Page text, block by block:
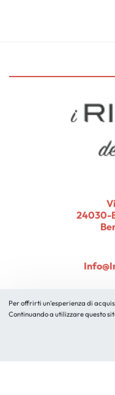
24030-
© I Ricami del Cuore
Per offrirti un'esperienza di
Continuando a utilizzare questo